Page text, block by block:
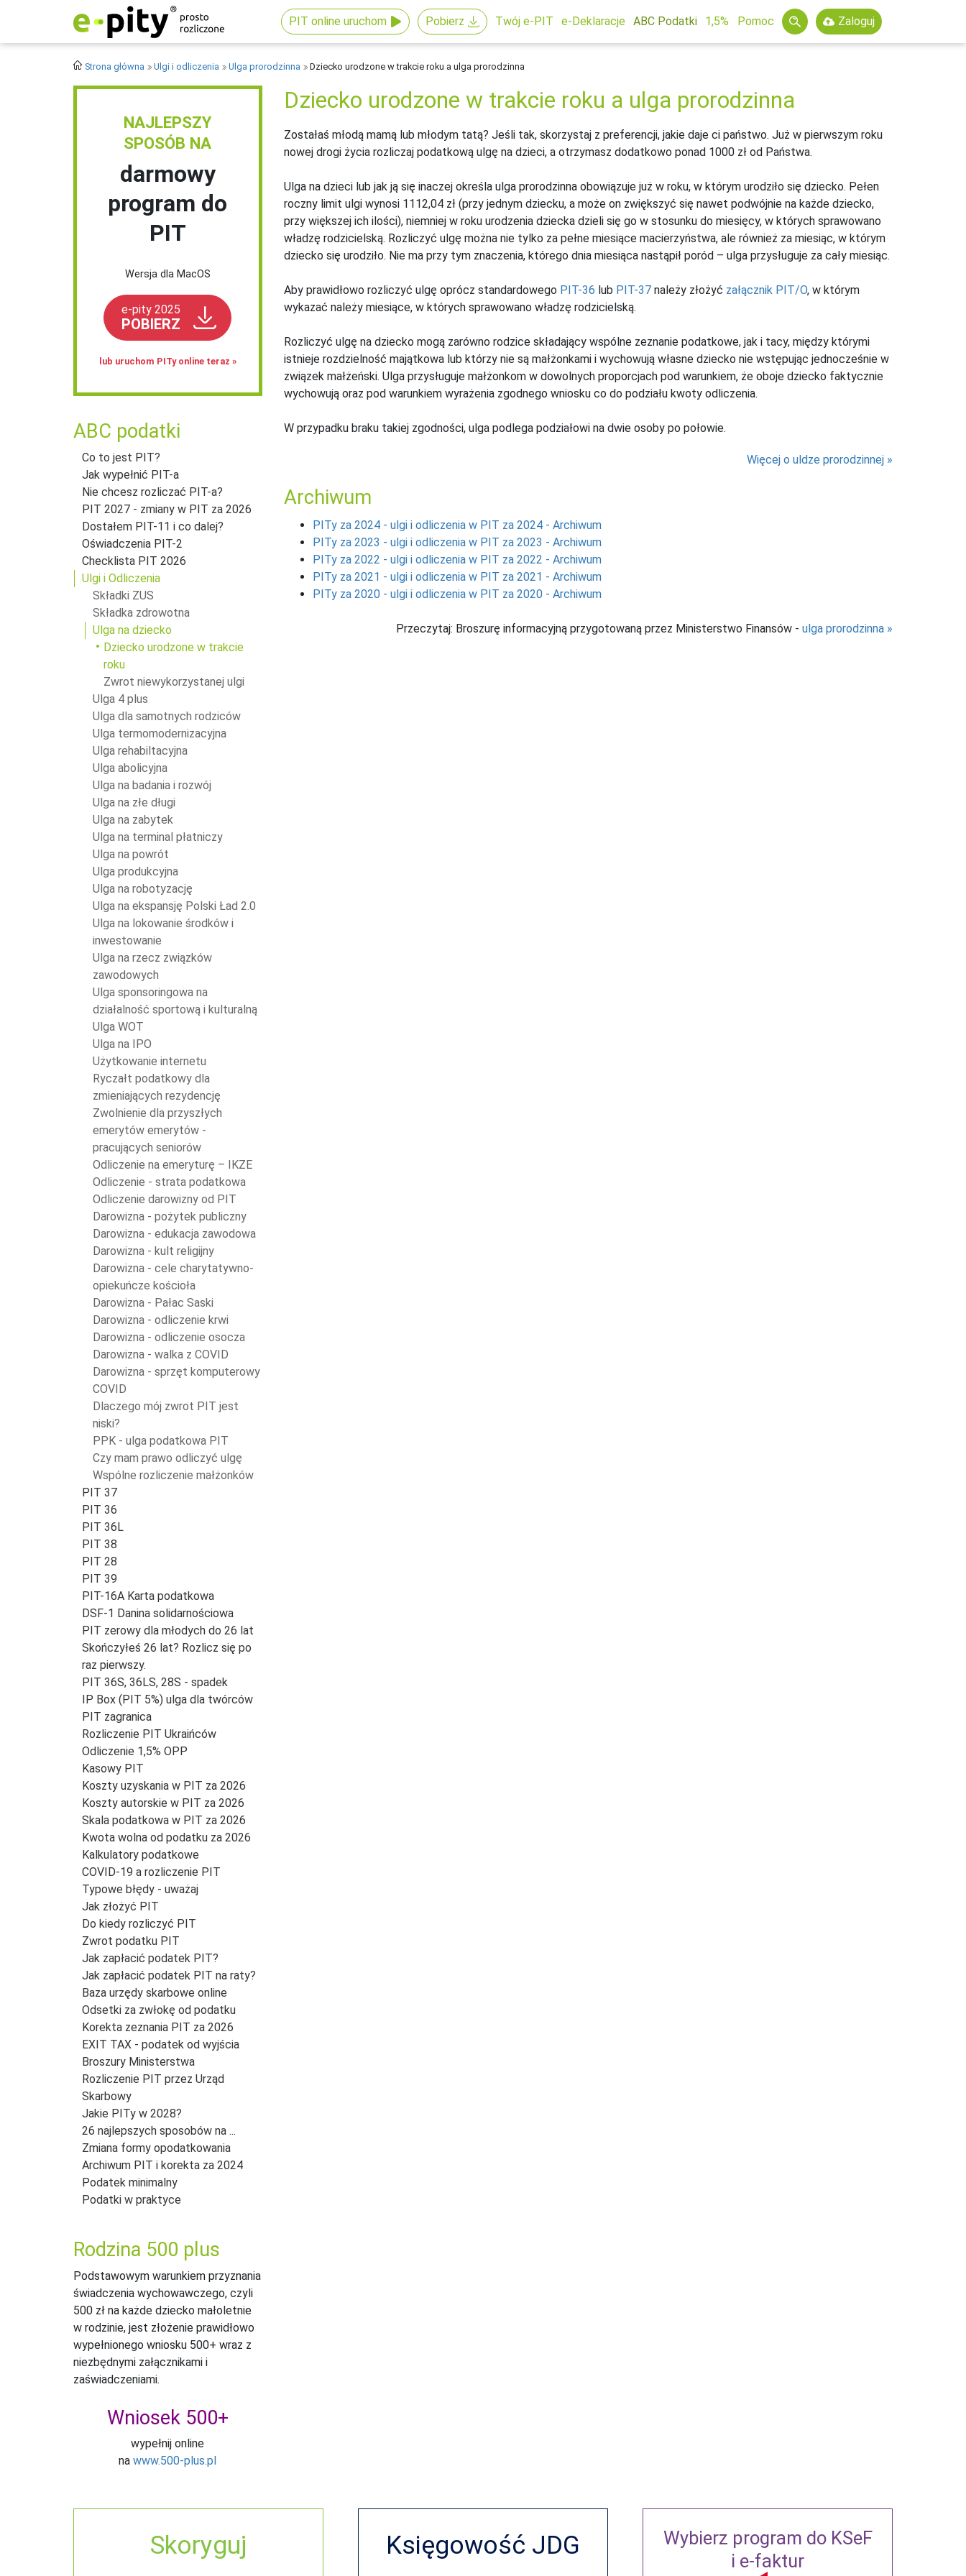
PIT online uruchom Pobierz Twój e-PIT e-Deklaracje ABC Podatki 1,5% Pomoc Zaloguj
Strona główna Ulgi i odliczenia Ulga prorodzinna Dziecko urodzone w trakcie roku a ulga prorodzinna
NAJLEPSZY
SPOSÓB NA
darmowy
program do
PIT
Wersja dla MacOS
e-pity 2025
POBIERZ
lub uruchom PITy online teraz »
ABC podatki
Co to jest PIT?
Jak wypełnić PIT-a
Nie chcesz rozliczać PIT-a?
PIT 2027 - zmiany w PIT za 2026
Dostałem PIT-11 i co dalej?
Oświadczenia PIT-2
Checklista PIT 2026
Ulgi i Odliczenia
Składki ZUS
Składka zdrowotna
Ulga na dziecko
Dziecko urodzone w trakcie
roku
Zwrot niewykorzystanej ulgi
Ulga 4 plus
Ulga dla samotnych rodziców
Ulga termomodernizacyjna
Ulga rehabiltacyjna
Ulga abolicyjna
Ulga na badania i rozwój
Ulga na złe długi
Ulga na zabytek
Ulga na terminal płatniczy
Ulga na powrót
Ulga produkcyjna
Ulga na robotyzację
Ulga na ekspansję Polski Ład 2.0
Ulga na lokowanie środków i
inwestowanie
Ulga na rzecz związków
zawodowych
Ulga sponsoringowa na
działalność sportową i kulturalną
Ulga WOT
Ulga na IPO
Użytkowanie internetu
Ryczałt podatkowy dla
zmieniających rezydencję
Zwolnienie dla przyszłych
emerytów emerytów -
pracujących seniorów
Odliczenie na emeryturę – IKZE
Odliczenie - strata podatkowa
Odliczenie darowizny od PIT
Darowizna - pożytek publiczny
Darowizna - edukacja zawodowa
Darowizna - kult religijny
Darowizna - cele charytatywno-
opiekuńcze kościoła
Darowizna - Pałac Saski
Darowizna - odliczenie krwi
Darowizna - odliczenie osocza
Darowizna - walka z COVID
Darowizna - sprzęt komputerowy
COVID
Dlaczego mój zwrot PIT jest
niski?
PPK - ulga podatkowa PIT
Czy mam prawo odliczyć ulgę
Wspólne rozliczenie małżonków
PIT 37
PIT 36
PIT 36L
PIT 38
PIT 28
PIT 39
PIT-16A Karta podatkowa
DSF-1 Danina solidarnościowa
PIT zerowy dla młodych do 26 lat
Skończyłeś 26 lat? Rozlicz się po
raz pierwszy.
PIT 36S, 36LS, 28S - spadek
IP Box (PIT 5%) ulga dla twórców
PIT zagranica
Rozliczenie PIT Ukraińców
Odliczenie 1,5% OPP
Kasowy PIT
Koszty uzyskania w PIT za 2026
Koszty autorskie w PIT za 2026
Skala podatkowa w PIT za 2026
Kwota wolna od podatku za 2026
Kalkulatory podatkowe
COVID-19 a rozliczenie PIT
Typowe błędy - uważaj
Jak złożyć PIT
Do kiedy rozliczyć PIT
Zwrot podatku PIT
Jak zapłacić podatek PIT?
Jak zapłacić podatek PIT na raty?
Baza urzędy skarbowe online
Odsetki za zwłokę od podatku
Korekta zeznania PIT za 2026
EXIT TAX - podatek od wyjścia
Broszury Ministerstwa
Rozliczenie PIT przez Urząd
Skarbowy
Jakie PITy w 2028?
26 najlepszych sposobów na ...
Zmiana formy opodatkowania
Archiwum PIT i korekta za 2024
Podatek minimalny
Podatki w praktyce
Rodzina 500 plus
Podstawowym warunkiem przyznania
świadczenia wychowawczego, czyli
500 zł na każde dziecko małoletnie
w rodzinie, jest złożenie prawidłowo
wypełnionego wniosku 500+ wraz z
niezbędnymi załącznikami i
zaświadczeniami.
Wniosek 500+
wypełnij online
nawww.500-plus.pl
Dziecko urodzone w trakcie roku a ulga prorodzinna
Zostałaś młodą mamą lub młodym tatą? Jeśli tak, skorzystaj z preferencji, jakie daje ci państwo. Już w pierwszym roku
nowej drogi życia rozliczaj podatkową ulgę na dzieci, a otrzymasz dodatkowo ponad 1000 zł od Państwa.
Ulga na dzieci lub jak ją się inaczej określa ulga prorodzinna obowiązuje już w roku, w którym urodziło się dziecko. Pełen
roczny limit ulgi wynosi 1112,04 zł (przy jednym dziecku, a może on zwiększyć się nawet podwójnie na każde dziecko,
przy większej ich ilości), niemniej w roku urodzenia dziecka dzieli się go w stosunku do miesięcy, w których sprawowano
władzę rodzicielską. Rozliczyć ulgę można nie tylko za pełne miesiące macierzyństwa, ale również za miesiąc, w którym
dziecko się urodziło. Nie ma przy tym znaczenia, którego dnia miesiąca nastąpił poród – ulga przysługuje za cały miesiąc.
Aby prawidłowo rozliczyć ulgę oprócz standardowego PIT-36 lub PIT-37należy złożyć załącznik PIT/O, w którym
wykazać należy miesiące, w których sprawowano władzę rodzicielską.
Rozliczyć ulgę na dziecko mogą zarówno rodzice składający wspólne zeznanie podatkowe, jak i tacy, między którymi
istnieje rozdzielność majątkowa lub którzy nie są małżonkami i wychowują własne dziecko nie wstępując jednocześnie w
związek małżeński. Ulga przysługuje małżonkom w dowolnych proporcjach pod warunkiem, że oboje dziecko faktycznie
wychowują oraz pod warunkiem wyrażenia zgodnego wniosku co do podziału kwoty odliczenia.
W przypadku braku takiej zgodności, ulga podlega podziałowi na dwie osoby po połowie.
Więcej o uldze prorodzinnej
Archiwum
PITy za 2024 - ulgi i odliczenia w PIT za 2024 - Archiwum
PITy za 2023 - ulgi i odliczenia w PIT za 2023 - Archiwum
PITy za 2022 - ulgi i odliczenia w PIT za 2022 - Archiwum
PITy za 2021 - ulgi i odliczenia w PIT za 2021 - Archiwum
PITy za 2020 - ulgi i odliczenia w PIT za 2020 - Archiwum
Przeczytaj: Broszurę informacyjną przygotowaną przez Ministerstwo Finansów - ulga prorodzinna
Skoryguj Księgowość JDG
Wybierz program do KSeF
i e-faktur